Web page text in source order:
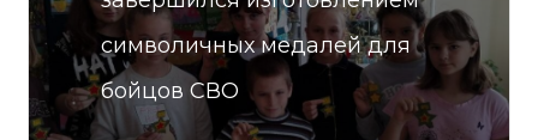
символичных медалей для
бойцов СВО